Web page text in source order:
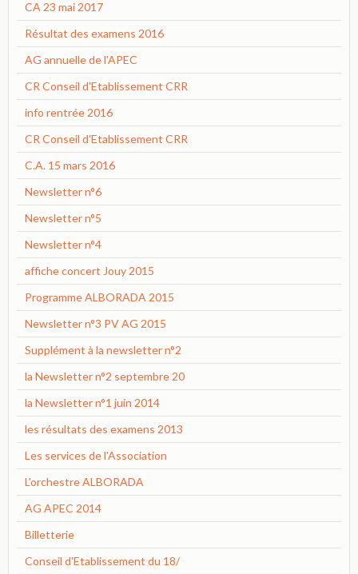
CA 23 mai 2017
Résultat des examens 2016
AG annuelle de l'APEC
CR Conseil d'Etablissement CRR
info rentrée 2016
CR Conseil d'Etablissement CRR
C.A. 15 mars 2016
Newsletter n°6
Newsletter n°5
Newsletter n°4
affiche concert Jouy 2015
Programme ALBORADA 2015
Newsletter n°3 PV AG 2015
Supplément à la newsletter n°2
la Newsletter n°2 septembre 20
la Newsletter n°1 juin 2014
les résultats des examens 2013
Les services de l'Association
L'orchestre ALBORADA
AG APEC 2014
Billetterie
Conseil d'Etablissement du 18/